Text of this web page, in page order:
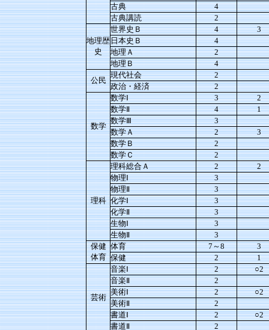
古典
4
古典講読
2
地理歴
史
世界史Ｂ 4
3
日本史Ｂ
4
地理Ａ
2
地理Ｂ
4
公民
現代社会
2
政治・経済
2
数学
数学Ⅰ 3
2
数学Ⅱ
4
1
数学Ⅲ
3
数学Ａ
2
3
数学Ｂ
2
数学Ｃ
2
理科
理科総合Ａ 2
2
物理Ⅰ
3
物理Ⅱ
3
化学Ⅰ
3
化学Ⅱ
3
生物Ⅰ
3
生物Ⅱ
3
保健
体育
体育 7～8
3
保健
2 1
芸術
音楽Ⅰ 2
○2
音楽Ⅱ
2
美術Ⅰ
2
○2
美術Ⅱ
2
書道Ⅰ
2
○2
書道Ⅱ
2